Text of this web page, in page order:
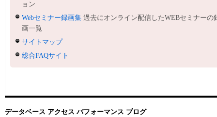
ョン
Webセミナー録画集 過去にオンライン配信したWEBセミナーの
画一覧
サイトマップ
総合FAQサイト
データベース アクセス パフォーマンス ブログ